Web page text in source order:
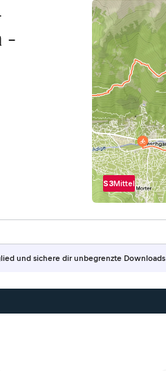
-
S3Mittel
und sichere dir unbegrenzte Downloads